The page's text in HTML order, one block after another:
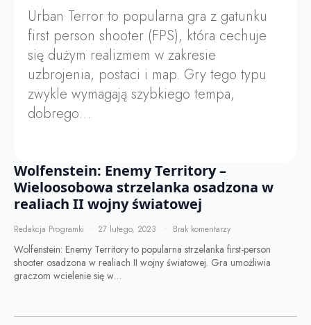
Urban Terror to popularna gra z gatunku
first person shooter (FPS), która cechuje
się dużym realizmem w zakresie
uzbrojenia, postaci i map. Gry tego typu
zwykle wymagają szybkiego tempa,
dobrego…
Wolfenstein: Enemy Territory –
Wieloosobowa strzelanka osadzona w
realiach II wojny światowej
Redakcja Programki 27 lutego, 2023 Brak komentarzy
Wolfenstein: Enemy Territory to popularna strzelanka first-person
shooter osadzona w realiach II wojny światowej. Gra umożliwia
graczom wcielenie się w…